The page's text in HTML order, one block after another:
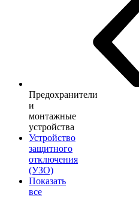
Предохранители
и
монтажные
устройства
Устройство
защитного
отключения
(УЗО)
Показать
все